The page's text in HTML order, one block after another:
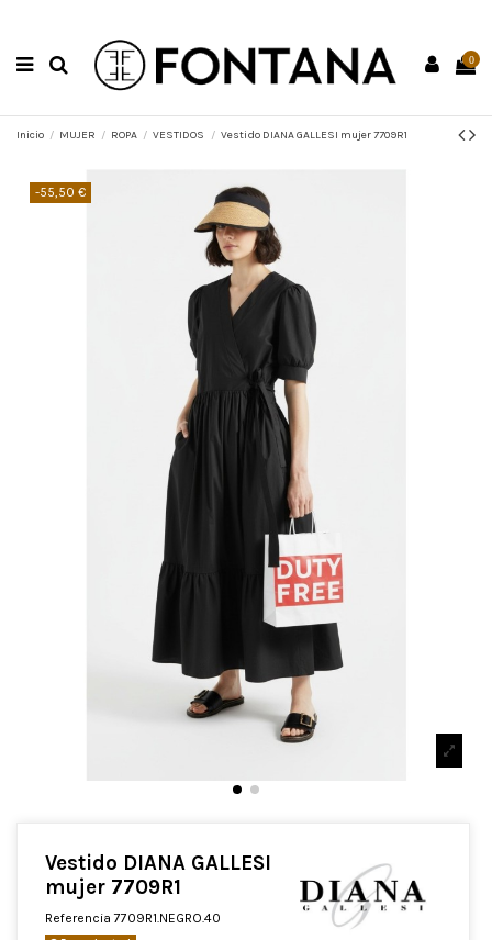
0
Inicio MUJER ROPA VESTIDOS Vestido DIANA GALLESI mujer 7709R1
-55,50 €
Vestido DIANA GALLESI
mujer 7709R1
Referencia 7709R1.NEGRO.40